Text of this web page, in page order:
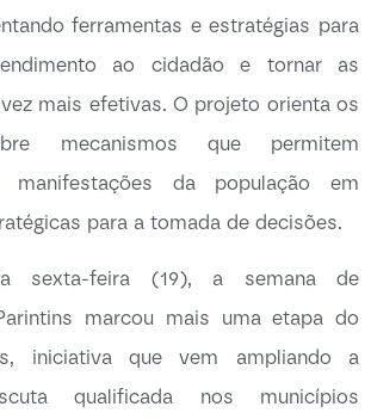
ferramentas e estratégias para
ao cidadão e tornar as
mais efetivas. O projeto orienta os
mecanismos que permitem
manifestações da população em
para a tomada de decisões.
sexta-feira (19), a semana de
marcou mais uma etapa do
iniciativa que vem ampliando a
qualificada nos municípios